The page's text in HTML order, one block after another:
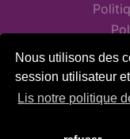
Nous utilisons des
session utilisateur
Lis notre politique